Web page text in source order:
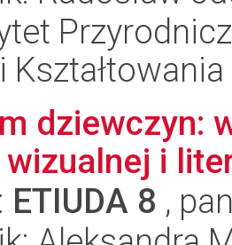
dziewczyn:
i
ETIUDA 8 ,